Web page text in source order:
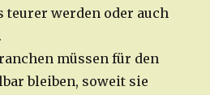
werden oder auch
müssen für den
bleiben, soweit sie